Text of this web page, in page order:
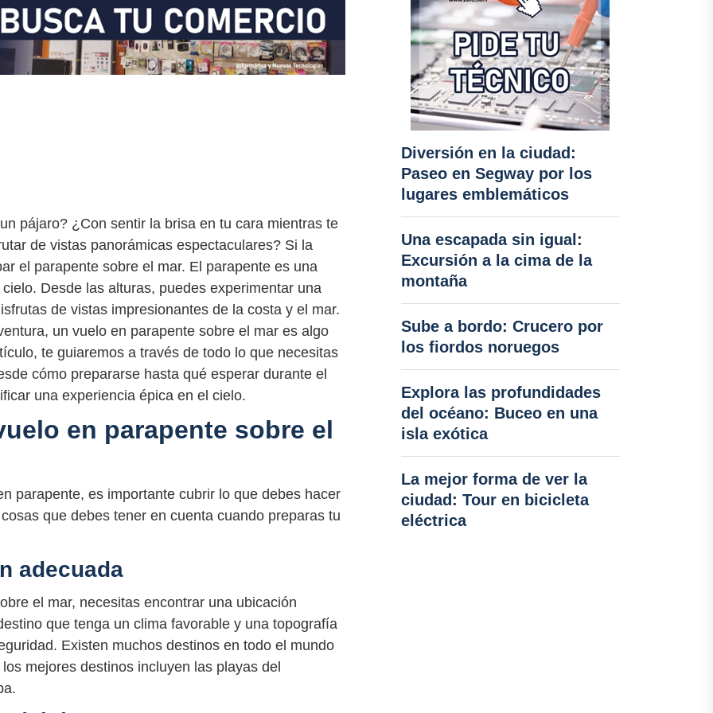
pájaro? ¿Con sentir la brisa en tu cara mientras te
de vistas panorámicas espectaculares? Si la
el parapente sobre el mar. El parapente es una
Desde las alturas, puedes experimentar una
de vistas impresionantes de la costa y el mar.
un vuelo en parapente sobre el mar es algo
te guiaremos a través de todo lo que necesitas
cómo prepararse hasta qué esperar durante el
una experiencia épica en el cielo.
en parapente sobre el
parapente, es importante cubrir lo que debes hacer
que debes tener en cuenta cuando preparas tu
adecuada
el mar, necesitas encontrar una ubicación
que tenga un clima favorable y una topografía
Existen muchos destinos en todo el mundo
mejores destinos incluyen las playas del
Diversión en la ciudad:
Paseo en Segway por los
lugares emblemáticos
Una escapada sin igual:
Excursión a la cima de la
montaña
Sube a bordo: Crucero por
los fiordos noruegos
Explora las profundidades
del océano: Buceo en una
isla exótica
La mejor forma de ver la
ciudad: Tour en bicicleta
eléctrica